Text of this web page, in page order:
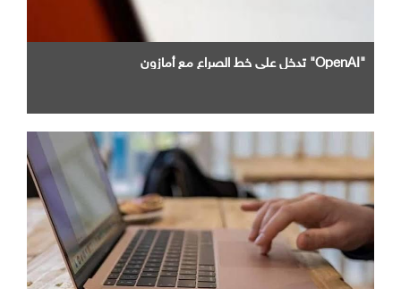
"OpenAI" تدخل علي خط الصراع مع أمازون